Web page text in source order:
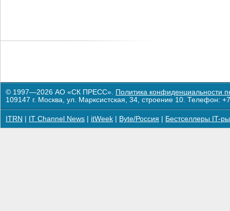
© 1997—2026 АО «СК ПРЕСС». Политика конфиденциальности
109147 г. Москва, ул. Марксистская, 34, строение 10. Телефон:
ITRN IT Channel News itWeek Byte/Россия Бестселлеры IT-